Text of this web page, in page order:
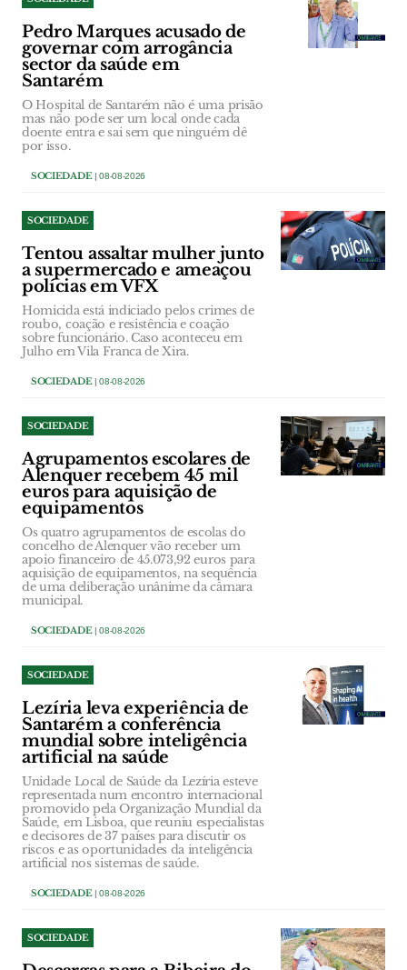
Pedro Marques acusado de
governar com arrogância
sector da saúde em
Santarém
O Hospital de Santarém não é uma prisão
mas não pode ser um local onde cada
doente entra e sai sem que ninguém dê
por isso.
SOCIEDADE| 08-08-2026
SOCIEDADE
Tentou assaltar mulher junto
a supermercado e ameaçou
polícias em VFX
Homicida está indiciado pelos crimes de
roubo, coação e resistência e coação
sobre funcionário. Caso aconteceu em
Julho em Vila Franca de Xira.
SOCIEDADE| 08-08-2026
SOCIEDADE
Agrupamentos escolares de
Alenquer recebem 45 mil
euros para aquisição de
equipamentos
Os quatro agrupamentos de escolas do
concelho de Alenquer vão receber um
apoio financeiro de 45.073,92 euros para
aquisição de equipamentos, na sequência
de uma deliberação unânime da câmara
municipal.
SOCIEDADE| 08-08-2026
SOCIEDADE
Lezíria leva experiência de
Santarém a conferência
mundial sobre inteligência
artificial na saúde
Unidade Local de Saúde da Lezíria esteve
representada num encontro internacional
promovido pela Organização Mundial da
Saúde, em Lisboa, que reuniu especialistas
e decisores de 37 países para discutir os
riscos e as oportunidades da inteligência
artificial nos sistemas de saúde.
SOCIEDADE| 08-08-2026
SOCIEDADE